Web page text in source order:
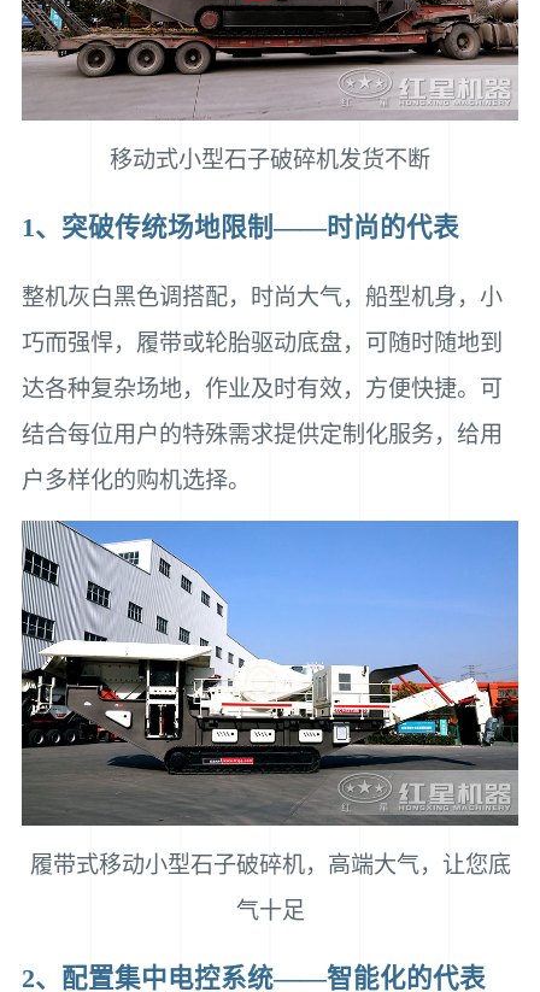
移动式小型石子破碎机发货不断
1、突破传统场地限制——时尚的代表
整机灰白黑色调搭配，时尚大气，船型机身，小
巧而强悍，履带或轮胎驱动底盘，可随时随地到
达各种复杂场地，作业及时有效，方便快捷。可
结合每位用户的特殊需求提供定制化服务，给用
户多样化的购机选择。
履带式移动小型石子破碎机，高端大气，让您底
气十足
2、配置集中电控系统——智能化的代表